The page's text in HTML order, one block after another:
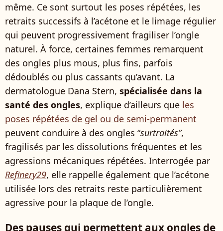
même. Ce sont surtout les poses répétées, les
retraits successifs à l’acétone et le limage régulier
qui peuvent progressivement fragiliser l’ongle
naturel. À force, certaines femmes remarquent
des ongles plus mous, plus fins, parfois
dédoublés ou plus cassants qu’avant. La
dermatologue Dana Stern, spécialisée dans la
santé des ongles, explique d’ailleurs que les
poses répétées de gel ou de semi-permanent
peuvent conduire à des ongles “surtraités”,
fragilisés par les dissolutions fréquentes et les
agressions mécaniques répétées. Interrogée par
Refinery29, elle rappelle également que l’acétone
utilisée lors des retraits reste particulièrement
agressive pour la plaque de l’ongle.
Des pauses qui permettent aux ongles de